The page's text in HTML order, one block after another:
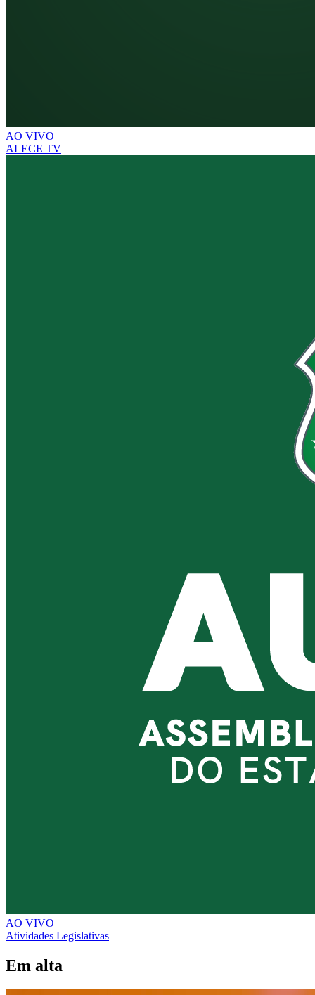
AO VIVO
ALECE TV
AO VIVO
Atividades Legislativas
Em alta